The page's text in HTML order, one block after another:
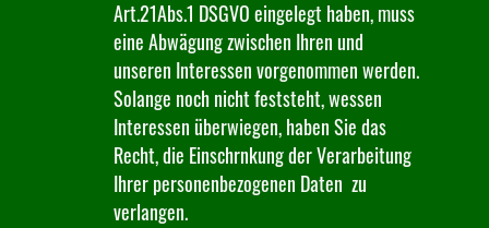
Art.21Abs.1 DSGVO eingelegt haben, muss
eine Abwägung zwischen Ihren und
unseren Interessen vorgenommen werden.
Solange noch nicht feststeht, wessen
Interessen überwiegen, haben Sie das
Recht, die Einschrnkung der Verarbeitung
Ihrer personenbezogenen Daten zu
verlangen.